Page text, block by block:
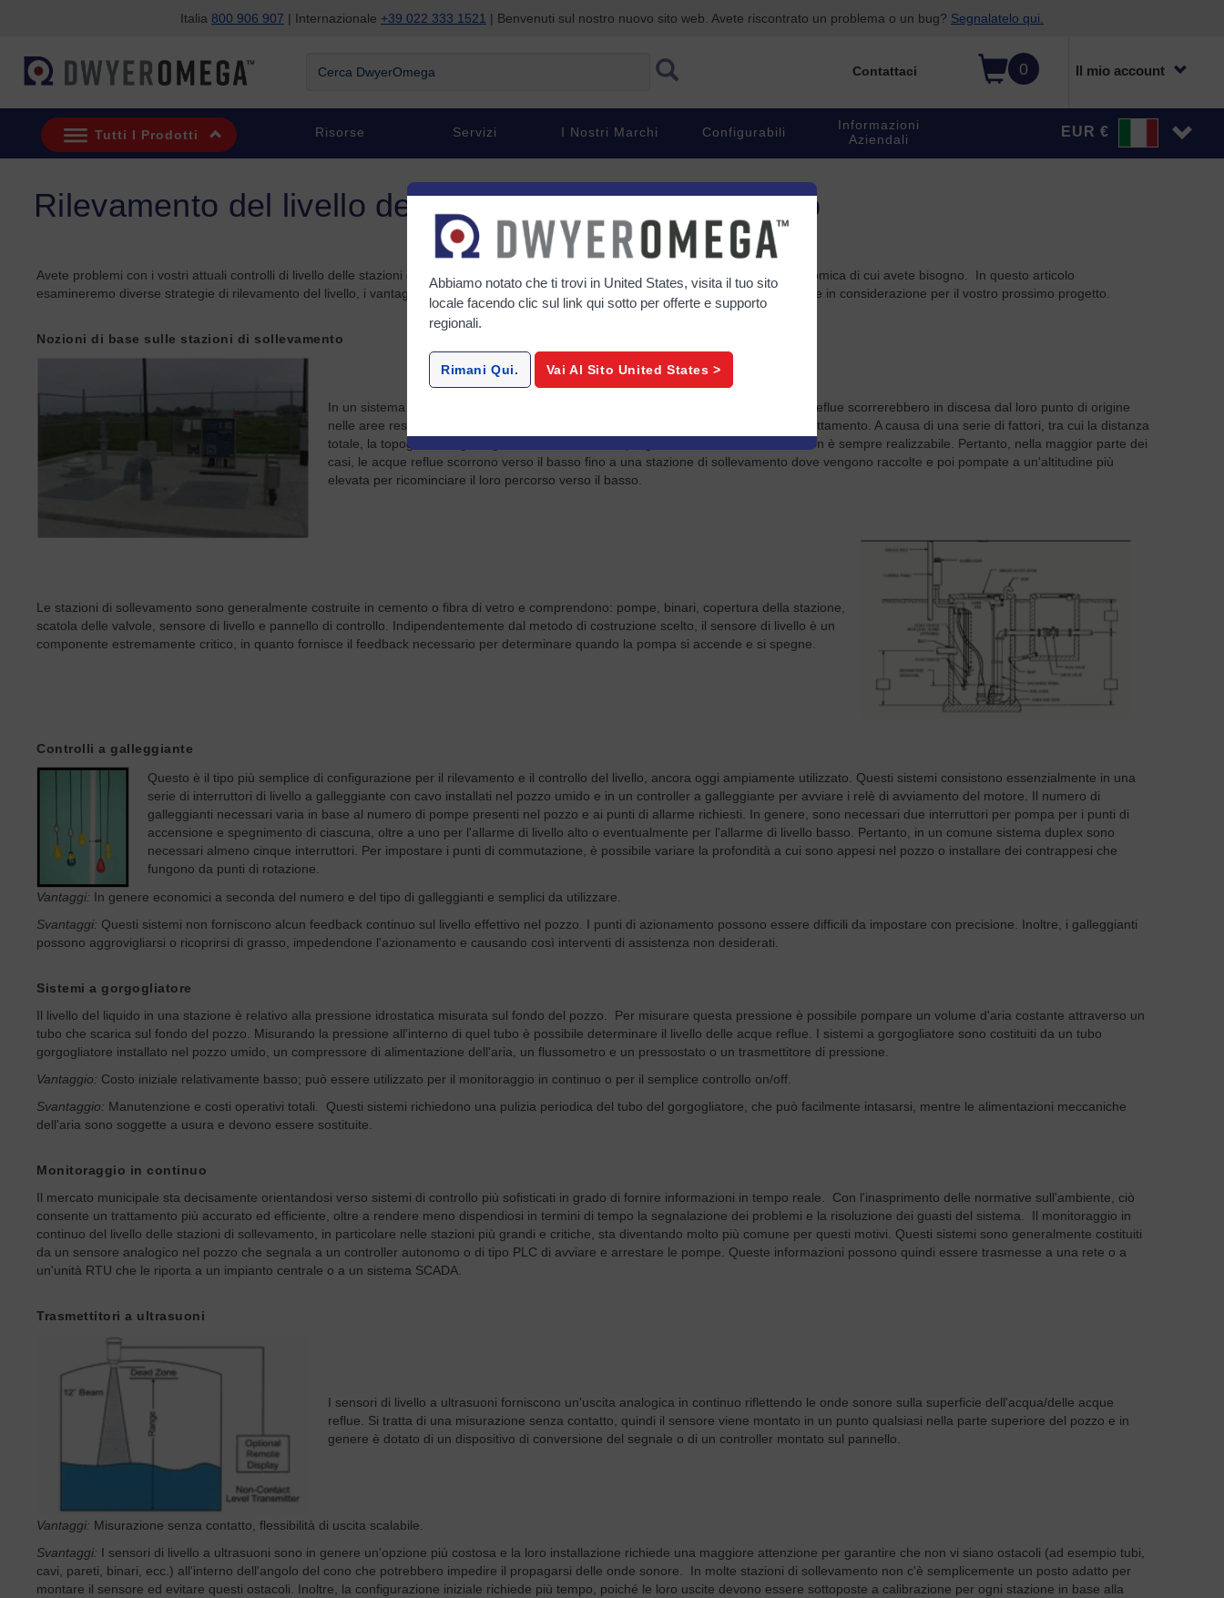
Italia 800 906 907 | Internazionale +39 022 333 1521 | Benvenuti sul nostro nuovo sito web. Avete riscontrato un problema o un bug? Segnalatelo qui.
0 Il mio account
Contattaci
Tutti I Prodotti Risorse Servizi I Nostri Marchi Configurabili
Informazioni
Aziendali
EUR €
Rilevamento del livello della stazione di sollevamento
Avete problemi con i vostri attuali controlli di livello delle stazioni di sollevamento? Dwyer Instruments potrebbe avere la soluzione economica di cui avete bisogno. In questo articolo
esamineremo diverse strategie di rilevamento del livello, i vantaggi e gli svantaggi di ciascuna, nonché un'opzione che potreste prendere in considerazione per il vostro prossimo progetto.
Nozioni di base sulle stazioni di sollevamento
In un sistema di raccolta delle acque reflue alimentato per gravità "ideale", le acque reflue scorrerebbero in discesa dal loro punto di origine
nelle aree residenziali o commerciali fino alla loro destinazione finale, l'impianto di trattamento. A causa di una serie di fattori, tra cui la distanza
totale, la topografia, la geologia, l'economia, ecc., il progetto ideale delle tubazioni non è sempre realizzabile. Pertanto, nella maggior parte dei
casi, le acque reflue scorrono verso il basso fino a una stazione di sollevamento dove vengono raccolte e poi pompate a un'altitudine più
elevata per ricominciare il loro percorso verso il basso.
Le stazioni di sollevamento sono generalmente costruite in cemento o fibra di vetro e comprendono: pompe, binari, copertura della stazione,
scatola delle valvole, sensore di livello e pannello di controllo. Indipendentemente dal metodo di costruzione scelto, il sensore di livello è un
componente estremamente critico, in quanto fornisce il feedback necessario per determinare quando la pompa si accende e si spegne.
Controlli a galleggiante
Questo è il tipo più semplice di configurazione per il rilevamento e il controllo del livello, ancora oggi ampiamente utilizzato. Questi sistemi consistono essenzialmente in una
serie di interruttori di livello a galleggiante con cavo installati nel pozzo umido e in un controller a galleggiante per avviare i relè di avviamento del motore. Il numero di
galleggianti necessari varia in base al numero di pompe presenti nel pozzo e ai punti di allarme richiesti. In genere, sono necessari due interruttori per pompa per i punti di
accensione e spegnimento di ciascuna, oltre a uno per l'allarme di livello alto o eventualmente per l'allarme di livello basso. Pertanto, in un comune sistema duplex sono
necessari almeno cinque interruttori. Per impostare i punti di commutazione, è possibile variare la profondità a cui sono appesi nel pozzo o installare dei contrappesi che
fungono da punti di rotazione.
Vantaggi: In genere economici a seconda del numero e del tipo di galleggianti e semplici da utilizzare.
Svantaggi: Questi sistemi non forniscono alcun feedback continuo sul livello effettivo nel pozzo. I punti di azionamento possono essere difficili da impostare con precisione. Inoltre, i galleggianti
possono aggrovigliarsi o ricoprirsi di grasso, impedendone l'azionamento e causando così interventi di assistenza non desiderati.
Sistemi a gorgogliatore
Il livello del liquido in una stazione è relativo alla pressione idrostatica misurata sul fondo del pozzo. Per misurare questa pressione è possibile pompare un volume d'aria costante attraverso un
tubo che scarica sul fondo del pozzo. Misurando la pressione all'interno di quel tubo è possibile determinare il livello delle acque reflue. I sistemi a gorgogliatore sono costituiti da un tubo
gorgogliatore installato nel pozzo umido, un compressore di alimentazione dell'aria, un flussometro e un pressostato o un trasmettitore di pressione.
Vantaggio: Costo iniziale relativamente basso; può essere utilizzato per il monitoraggio in continuo o per il semplice controllo on/off.
Svantaggio: Manutenzione e costi operativi totali. Questi sistemi richiedono una pulizia periodica del tubo del gorgogliatore, che può facilmente intasarsi, mentre le alimentazioni meccaniche
dell'aria sono soggette a usura e devono essere sostituite.
Monitoraggio in continuo
Il mercato municipale sta decisamente orientandosi verso sistemi di controllo più sofisticati in grado di fornire informazioni in tempo reale. Con l'inasprimento delle normative sull'ambiente, ciò
consente un trattamento più accurato ed efficiente, oltre a rendere meno dispendiosi in termini di tempo la segnalazione dei problemi e la risoluzione dei guasti del sistema. Il monitoraggio in
continuo del livello delle stazioni di sollevamento, in particolare nelle stazioni più grandi e critiche, sta diventando molto più comune per questi motivi. Questi sistemi sono generalmente costituiti
da un sensore analogico nel pozzo che segnala a un controller autonomo o di tipo PLC di avviare e arrestare le pompe. Queste informazioni possono quindi essere trasmesse a una rete o a
un'unità RTU che le riporta a un impianto centrale o a un sistema SCADA.
Trasmettitori a ultrasuoni
I sensori di livello a ultrasuoni forniscono un'uscita analogica in continuo riflettendo le onde sonore sulla superficie dell'acqua/delle acque
reflue. Si tratta di una misurazione senza contatto, quindi il sensore viene montato in un punto qualsiasi nella parte superiore del pozzo e in
genere è dotato di un dispositivo di conversione del segnale o di un controller montato sul pannello.
Vantaggi: Misurazione senza contatto, flessibilità di uscita scalabile.
Svantaggi: I sensori di livello a ultrasuoni sono in genere un'opzione più costosa e la loro installazione richiede una maggiore attenzione per garantire che non vi siano ostacoli (ad esempio tubi,
cavi, pareti, binari, ecc.) all'interno dell'angolo del cono che potrebbero impedire il propagarsi delle onde sonore. In molte stazioni di sollevamento non c'è semplicemente un posto adatto per
montare il sensore ed evitare questi ostacoli. Inoltre, la configurazione iniziale richiede più tempo, poiché le loro uscite devono essere sottoposte a calibrazione per ogni stazione in base alla
Abbiamo notato che ti trovi in United States, visita il tuo sito
locale facendo clic sul link qui sotto per offerte e supporto
regionali.
Rimani Qui. Vai Al Sito United States >